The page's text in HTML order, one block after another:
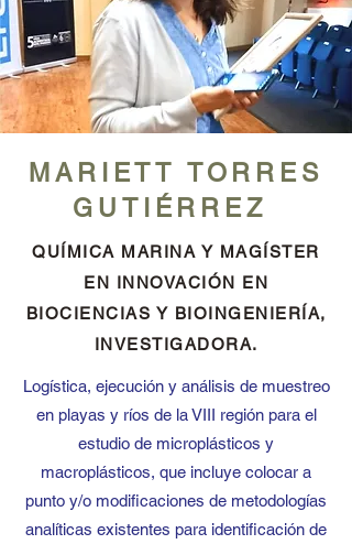
MARIETT TORRES
GUTIÉRREZ
QUÍMICA MARINA Y MAGÍSTER
EN INNOVACIÓN EN
BIOCIENCIAS Y BIOINGENIERÍA,
INVESTIGADORA.
Logística, ejecución y análisis de muestreo
en playas y ríos de la VIII región para el
estudio de microplásticos y
macroplásticos, que incluye colocar a
punto y/o modificaciones de metodologías
analíticas existentes para identificación de